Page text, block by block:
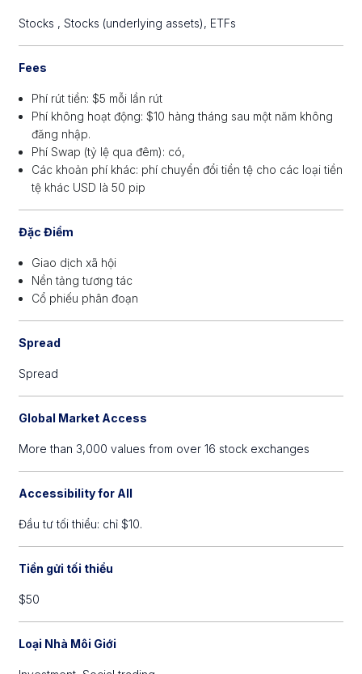
Stocks ,Stocks (underlying assets), ETFs
Fees
Phí rút tiền: $5 mỗi lần rút
Phí không hoạt động: $10 hàng tháng sau một năm không
đăng nhập.
Phí Swap (tỷ lệ qua đêm): có,
Các khoản phí khác: phí chuyển đổi tiền tệ cho các loại tiền
tệ khác USD là 50 pip
Đặc Điểm
Giao dịch xã hội
Nền tảng tương tác
Cổ phiếu phân đoạn
Spread
Spread
Global Market Access
More than 3,000 values from over 16 stock exchanges
Accessibility for All
Đầu tư tối thiểu: chỉ $10.
Tiền gửi tối thiểu
$50
Loại Nhà Môi Giới